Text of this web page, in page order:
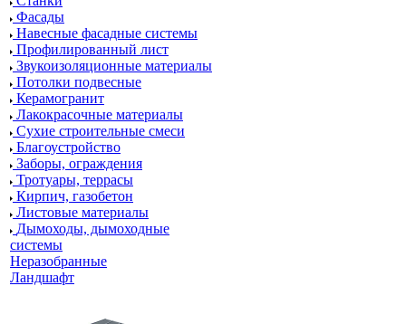
Фасады
Навесные фасадные системы
Профилированный лист
Звукоизоляционные материалы
Потолки подвесные
Керамогранит
Лакокрасочные материалы
Сухие строительные смеси
Благоустройство
Заборы, ограждения
Тротуары, террасы
Кирпич, газобетон
Листовые материалы
Дымоходы, дымоходные
системы
Неразобранные
Ландшафт